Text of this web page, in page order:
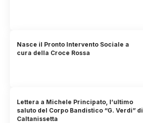
Nasce il Pronto Intervento Sociale a
cura della Croce Rossa
Lettera a Michele Principato, l’ultimo
saluto del Corpo Bandistico “G. Verdi” di
Caltanissetta